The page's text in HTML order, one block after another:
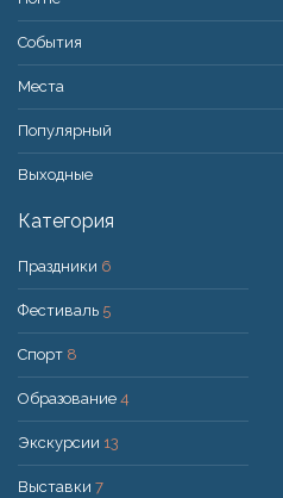
События
Места
Популярный
Bыходные
Категория
Праздники 6
Фестиваль 5
Спорт 8
Образование 4
Экскурсии 13
Выставки 7